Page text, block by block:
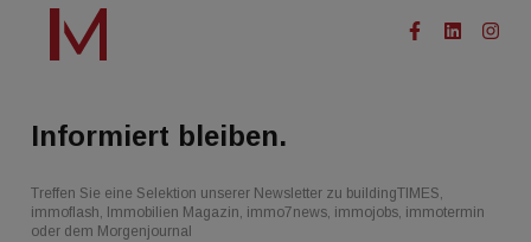
Informiert bleiben.
Treffen Sie eine Selektion unserer Newsletter zu buildingTIMES,
immoflash, Immobilien Magazin, immo7news, immojobs, immotermin
oder dem Morgenjournal